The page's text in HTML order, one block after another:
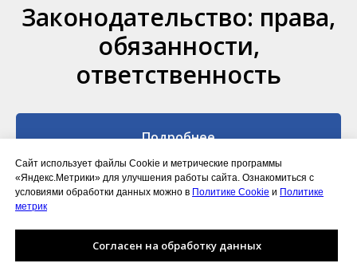
Сайт использует файлы Cookie и метрические программы
«Яндекс.Метрики» для улучшения работы сайта. Ознакомиться с
условиями обработки данных можно в Политике Cookie и Политике
метрик
Согласен на обработку данных
Законодательство: права,
обязанности,
ответственность
Подробнее